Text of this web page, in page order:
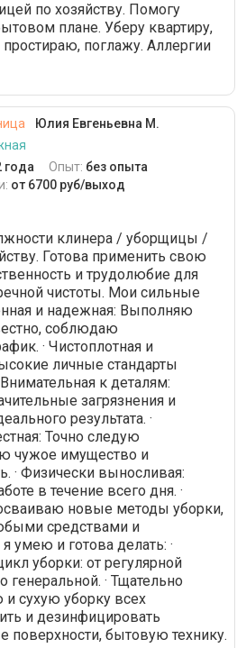
по хозяйству. Помогу
плане. Уберу квартиру,
поглажу. Аллергии
Юлия Евгеньевна М.
года Опыт: без опыта
от 6700 руб/выход
клинера / уборщицы /
Готова применить свою
и трудолюбие для
чистоты. Мои сильные
и надежная: Выполняю
соблюдаю
· Чистоплотная и
личные стандарты
к деталям:
загрязнения и
результата. ·
Точно следую
чужое имущество и
· Физически выносливая:
в течение всего дня. ·
новые методы уборки,
средствами и
умею и готова делать: ·
уборки: от регулярной
· Тщательно
сухую уборку всех
и дезинфицировать
поверхности, бытовую технику.